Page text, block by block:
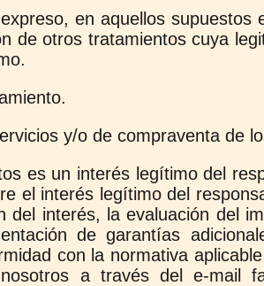
en aquellos
de otros tratamientos cuya
y/o de compraventa de
es un interés legítimo del
el interés legítimo del
del interés, la evaluación del
de garantías
con la normativa
a través del e-mail